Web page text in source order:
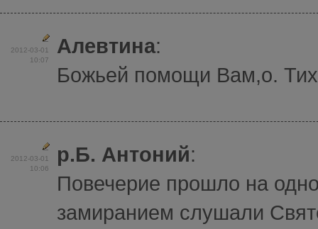
2012-03-01
10:07
Алевтина:
Божьей помощи Вам,о.
2012-03-01
10:06
р.Б. Антоний:
Повечерие прошло на
замиранием слушали